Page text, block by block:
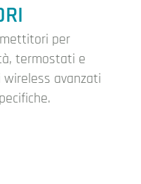
per
termostati e
avanzati